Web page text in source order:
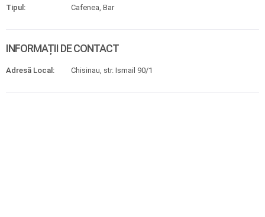
Tipul: Cafenea, Bar
INFORMAȚII DE CONTACT
Adresă Local: Chisinau, str. Ismail 90/1